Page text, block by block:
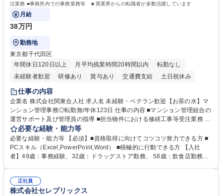
注業務 ■事務所内での事務業務等 ★異業界からの転職者が多数活躍しています
月給
38万円
勤務地
東京都千代田区
年間休日120日以上
月平均残業時間20時間以内
転勤なし
未経験者歓迎
研修あり 賞与あり 交通費支給 土日祝休み
仕事の内容
企業名 株式会社関東合人社 求人名 未経験・ベテラン歓迎【お茶の水】マ
ンション管理事務◎転勤無/年休123日 仕事の内容 ■マンション管理組合の
運営サポート及び管理員の指導 ■担当物件における修繕工事等受注業務 ■
事務所内での事務業務等 ★異業界からの転職者が多数活躍しています
【年収補足】532万円 ＋別途インセンティヴで平均約100万円/年（昨年度
実績） ＋管理業務主任者資格手当50,000円/月 ★親会社である株式会社合
人社計画研究所社のグループ会社として、質の高いサービスと適性価格を
無/年休123日
必要な経験・能力等
必要な経験・能力等 【必須】■資格取得に向けてコツコツ努力できる方 ■
PCスキル（Excel,PowerPoint,Word） ■積極的に行動できる方 【入社
者】49歳：事務経験、32歳：ドラッグストア勤務、 58歳：飲食店勤務
得出来ております！ 【魅力】■フレックス制度、未経験からでも下限年収
を一律支給！ ■管理業務主任者資格取得後には50,000円/月の手当あり！
正社員
株式会社セレブリックス